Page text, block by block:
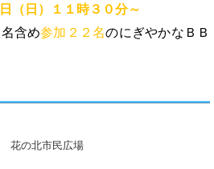
（日）１１時３０分～
含め参加２２名のにぎやかなＢＢ
花の北市民広場